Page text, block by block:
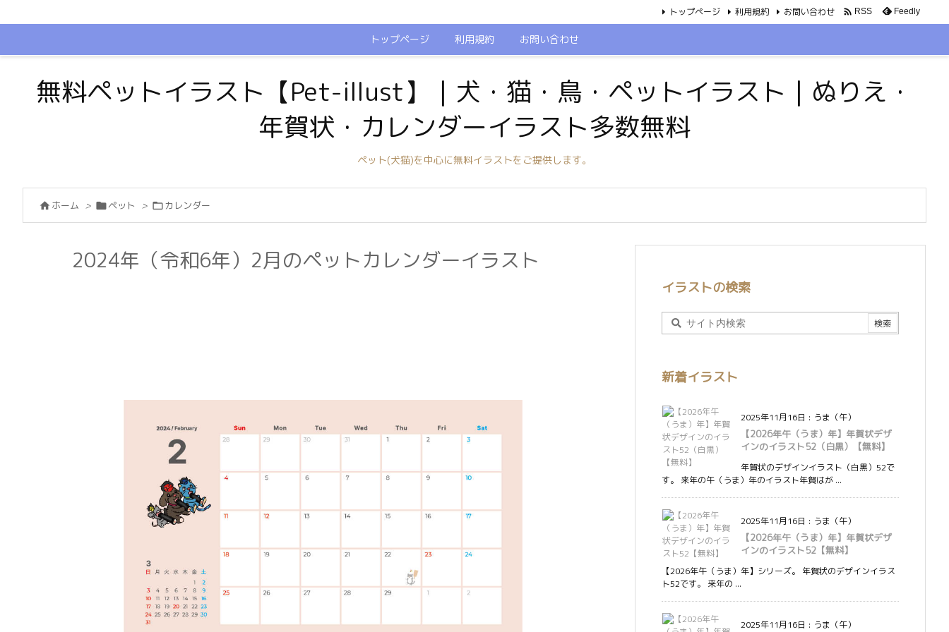
トップページ 利用規約 お問い合わせ
トップページ 利用規約 お問い合わせ  RSS Feedly
無料ペットイラスト【Pet-illust】｜犬・猫・鳥・ペットイラスト｜ぬりえ・
年賀状・カレンダーイラスト多数無料
ペット(犬猫)を中心に無料イラストをご提供します。
 ホーム > ペット > カレンダー
2024年（令和6年）2月のペットカレンダーイラスト
イラストの検索
新着イラスト
2025年11月16日 : うま（午）
【2026年午（うま）年】年賀状デザ
インのイラスト52（白黒）【無料】
年賀状のデザインイラスト（白黒）52で
す。 来年の午（うま）年のイラスト年賀はが ...
2025年11月16日 : うま（午）
【2026年午（うま）年】年賀状デザ
インのイラスト52【無料】
【2026年午（うま）年】シリーズ。 年賀状のデザインイラス
ト52です。 来年の ...
2025年11月16日 : うま（午）